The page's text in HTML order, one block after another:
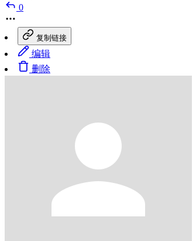
0
复制链接
编辑
删除